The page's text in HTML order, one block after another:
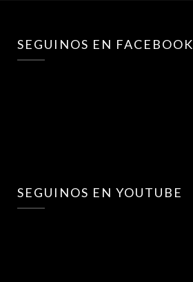
SEGUINOS EN FACEBOOK
SEGUINOS EN YOUTUBE